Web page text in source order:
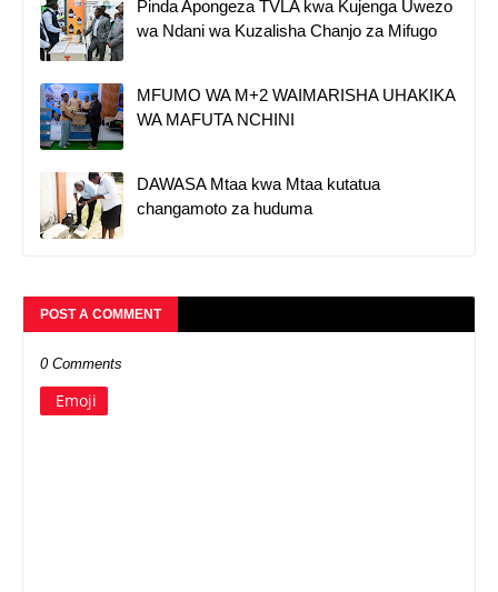
Pinda Apongeza TVLA kwa Kujenga Uwezo
wa Ndani wa Kuzalisha Chanjo za Mifugo
MFUMO WA M+2 WAIMARISHA UHAKIKA
WA MAFUTA NCHINI
DAWASA Mtaa kwa Mtaa kutatua
changamoto za huduma
POST A COMMENT
0 Comments
Emoji